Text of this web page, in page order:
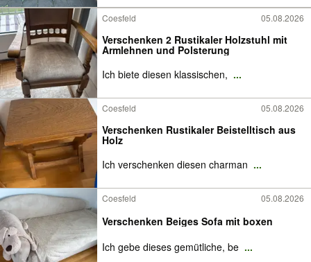
Coesfeld 05.08.2026
Verschenken 2 Rustikaler Holzstuhl mit
Armlehnen und Polsterung
Ich biete diesen klassischen, ...
Coesfeld 05.08.2026
Verschenken Rustikaler Beistelltisch aus
Holz
Ich verschenken diesen charman ...
Coesfeld 05.08.2026
Verschenken Beiges Sofa mit boxen
Ich gebe dieses gemütliche, be ...